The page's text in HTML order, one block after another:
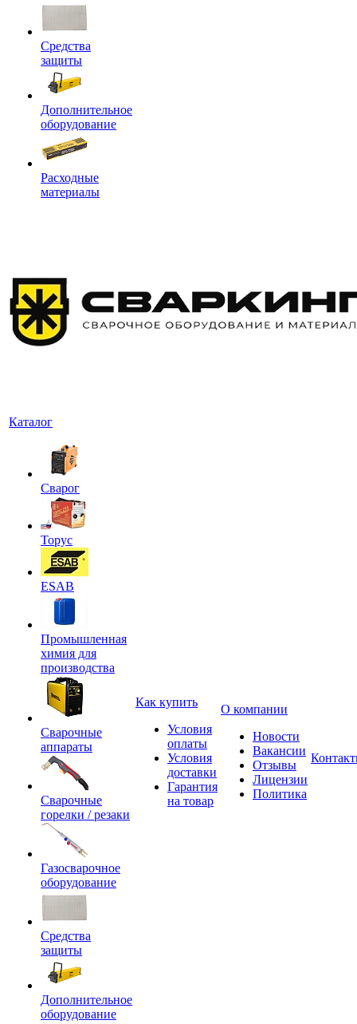
Средства
защиты
Дополнительное
оборудование
Расходные
материалы
Каталог
Сварог
Торус
ESAB
Промышленная
химия для
производства
Сварочные
аппараты
Сварочные
горелки / резаки
Газосварочное
оборудование
Средства
защиты
Дополнительное
оборудование
Как купить
Условия
оплаты
Условия
доставки
Гарантия
на товар
О компании
Новости
Вакансии
Отзывы
Лицензии
Политика